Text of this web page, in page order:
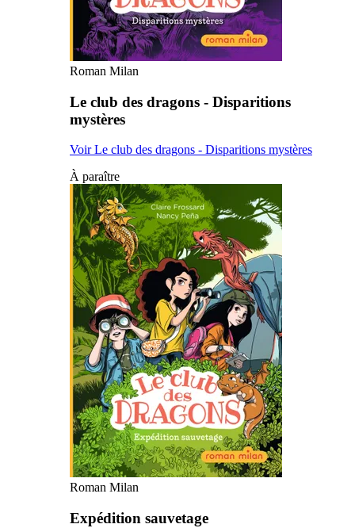
Roman Milan
Le club des dragons - Disparitions
mystères
Voir Le club des dragons - Disparitions mystères
À paraître
Roman Milan
Expédition sauvetage